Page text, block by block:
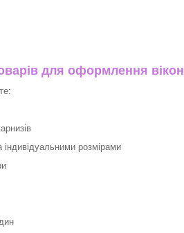
для оформлення вікон
індивідуальними розмірами